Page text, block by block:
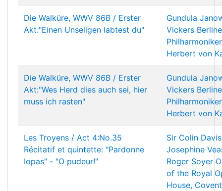
Die Walküre, WWV 86B / Erster
Akt:"Einen Unseligen labtest du"
Gundula
Vickers
Philharmoniker
Herbert von
Die Walküre, WWV 86B / Erster
Akt:"Wes Herd dies auch sei, hier
muss ich rasten"
Gundula
Vickers
Philharmoniker
Herbert von
Les Troyens / Act 4:No.35
Récitatif et quintette: "Pardonne
Iopas" - "O pudeur!"
Sir Colin Davis
Josephine
Roger Soyer
of the Royal
House,